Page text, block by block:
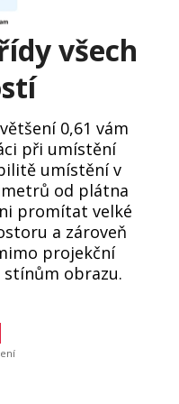
všech
0,61 vám
při umístění
umístění v
od plátna
promítat velké
a zároveň
projekční
stínům obrazu.